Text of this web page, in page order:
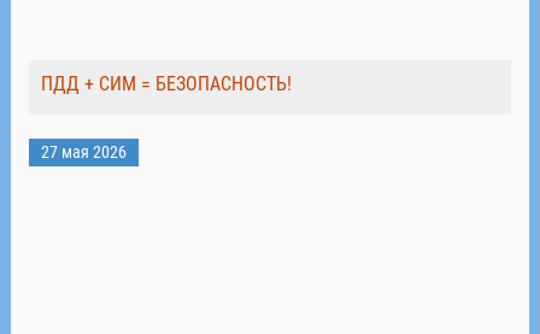
ПДД + СИМ = БЕЗОПАСНОСТЬ!
27 мая 2026